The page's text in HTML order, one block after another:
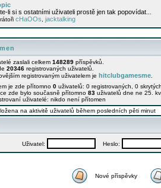
li si s ostatními uživateli prostě jen tak popovídat...
cHaOOs jacktalking
zaslali celkem 148289 příspěvků.
20346 registrovaných uživatelů.
registrovaným uživatelem je hitclubgamesme
je zde přítomno 0 uživatelů: 0 registrovaných, 0
zde bylo současně přítomno 83 uživatelů dne ne 25.
uživatelé: nikdo není přítomen
na aktivitě uživatelů během posledních pěti minut
Uživatel: Heslo:
Nové příspěvky